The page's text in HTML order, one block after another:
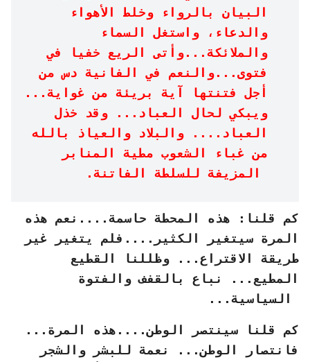
البيان بالرواء وخلط الأهواء
والدعاء، واستغل السماء
والملائكة...وأتى الريع خفيا في
فتوى...والنعم في الفانية دس من
أجل فتنتها آية بريئة من غواية...
ويبكي لحال العباد... وقد خذل
العباد.... والبلاد والعياذ بالله
من غباء الشعوب مطية المنابر
المزيفة للسلطة الفاتنة.
كم قلنا: هذه المحطة حاسمة....نعم هذه
المرة سيتغير الكثير....فلم يتغير غير
طريقة الاقتراع... وظللنا القطيع
المطيع... نباع بالقفف والفتوة
السياسية...
كم قلنا سينتصر الوطن....هذه المرة...
فانتصار الوطن... نعمة للبشر والشجر